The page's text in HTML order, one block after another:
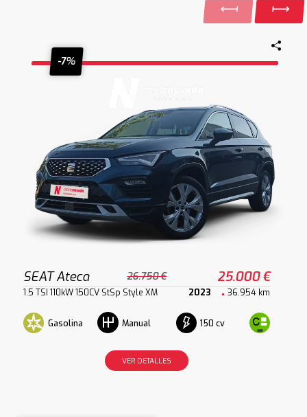
-7%
SEAT Ateca 26.750 € 25.000 €
1.5 TSI 110kW 150CV StSp Style XM 2023 36.954 km
Gasolina Manual 150 cv
VER DETALLES